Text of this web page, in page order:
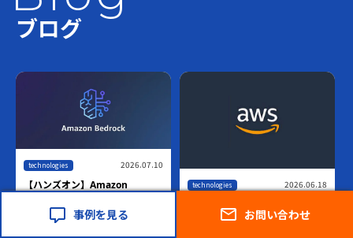
事例を見る お問い合わせ
ブログ
technologies 2026.07.10
【ハンズオン】Amazon
Managed Knowledge Basesで
作るマネージドRAGエージェン
technologies 2026.06.18